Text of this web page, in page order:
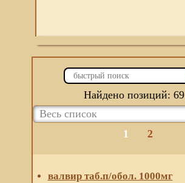
Найдено позиций: 69
1 2
валвир таб.п/обол. 1000мг